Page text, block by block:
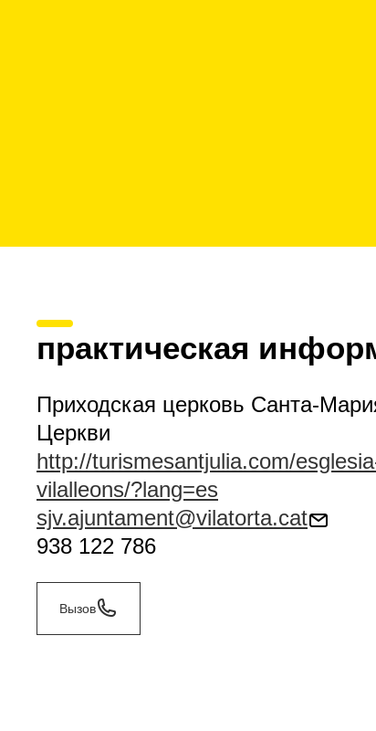
практическая
Приходская церковь Санта-
Церкви
http://turismesantjulia.com/
vilalleons/?lang=es
sjv.ajuntament@vilatorta.cat
938 122 786
Вызов